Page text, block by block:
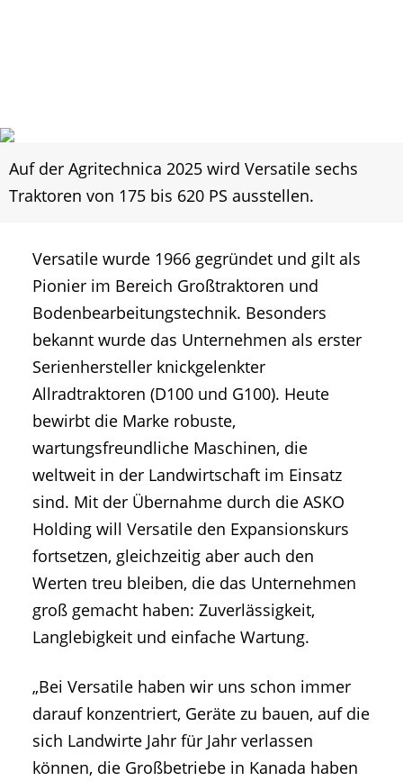
Auf der Agritechnica 2025 wird Versatile sechs
Traktoren von 175 bis 620 PS ausstellen.
Versatile wurde 1966 gegründet und gilt als
Pionier im Bereich Großtraktoren und
Bodenbearbeitungstechnik. Besonders
bekannt wurde das Unternehmen als erster
Serienhersteller knickgelenkter
Allradtraktoren (D100 und G100). Heute
bewirbt die Marke robuste,
wartungsfreundliche Maschinen, die
weltweit in der Landwirtschaft im Einsatz
sind. Mit der Übernahme durch die ASKO
Holding will Versatile den Expansionskurs
fortsetzen, gleichzeitig aber auch den
Werten treu bleiben, die das Unternehmen
groß gemacht haben: Zuverlässigkeit,
Langlebigkeit und einfache Wartung.
„Bei Versatile haben wir uns schon immer
darauf konzentriert, Geräte zu bauen, auf die
sich Landwirte Jahr für Jahr verlassen
können, die Großbetriebe in Kanada haben